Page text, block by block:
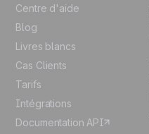
Centre d'aide
Blog
Livres blancs
Cas Clients
Tarifs
Intégrations
Documentation API